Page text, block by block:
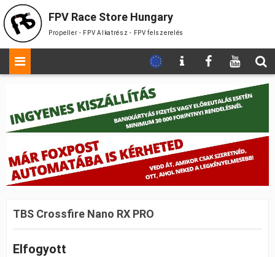
FPV Race Store Hungary
Propeller - FPV Alkatrész - FPV felszerelés
TBS Crossfire Nano RX PRO
Elfogyott